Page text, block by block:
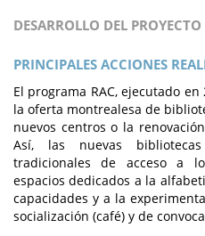
DESARROLLO DEL PROYECTO
PRINCIPALES ACCIONES
El programa RAC, ejecutado
la oferta montrealesa de
nuevos centros o la
Así, las nuevas
tradicionales de acceso a
espacios dedicados a la
capacidades y a la
socialización (café) y de